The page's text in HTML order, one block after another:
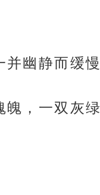
幽静而缓
，一双灰